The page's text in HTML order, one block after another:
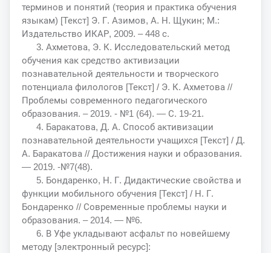
терминов и понятий (теория и практика обучения
языкам) [Текст] Э. Г. Азимов, А. Н. Щукин; М.:
Издательство ИКАР, 2009. – 448 с.
3. Ахметова, Э. К. Исследовательский метод
обучения как средство активизации
познавательной деятельности и творческого
потенциала филологов [Текст] / Э. К. Ахметова //
Проблемы современного педагогического
образования. – 2019. - №1 (64). — С. 19-21.
4. Баракатова, Д. А. Способ активизации
познавательной деятельности учащихся [Текст] / Д.
А. Баракатова // Достижения науки и образования.
— 2019. -№7(48).
5. Бондаренко, Н. Г. Дидактические свойства и
функции мобильного обучения [Текст] / Н. Г.
Бондаренко // Современные проблемы науки и
образования. – 2014. — №6.
6. В Уфе укладывают асфальт по новейшему
методу [электронный ресурс]: